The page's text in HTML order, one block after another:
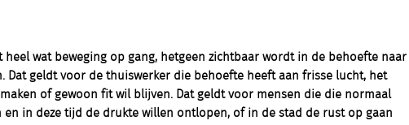
heel wat beweging op gang, hetgeen zichtbaar wordt in de behoefte naar
Dat geldt voor de thuiswerker die behoefte heeft aan frisse lucht, het
of gewoon fit wil blijven. Dat geldt voor mensen die die normaal
en in deze tijd de drukte willen ontlopen, of in de stad de rust op gaan